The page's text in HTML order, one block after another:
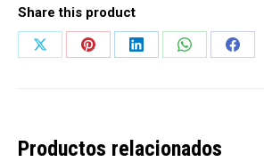
Share this product
Share
Share
Share
Share
Share
Productos relacionados